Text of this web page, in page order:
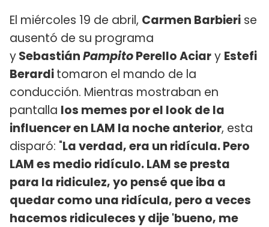
El miércoles 19 de abril, Carmen Barbieri se
ausentó de su programa
ySebastiánPampitoPerello Aciary Estefi
Berarditomaron el mando de la
conducción. Mientras mostraban en
pantalla los memes por el look de la
influencer en LAM la noche anterior, esta
disparó: "La verdad, era un ridícula. Pero
LAM es medio ridículo. LAM se presta
para la ridiculez, yo pensé que iba a
quedar como una ridícula, pero a veces
hacemos ridiculeces y dije 'bueno, me